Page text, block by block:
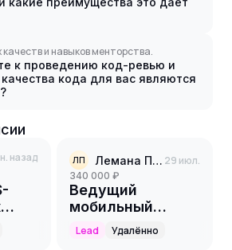
качеств и навыков менторства.
к проведению код-ревью и
кода для вас являются
назад ЛП Лемана Про 29 июл.
340 000 ₽
Ведущий
мобильный
разработчик
Lead Удалённо